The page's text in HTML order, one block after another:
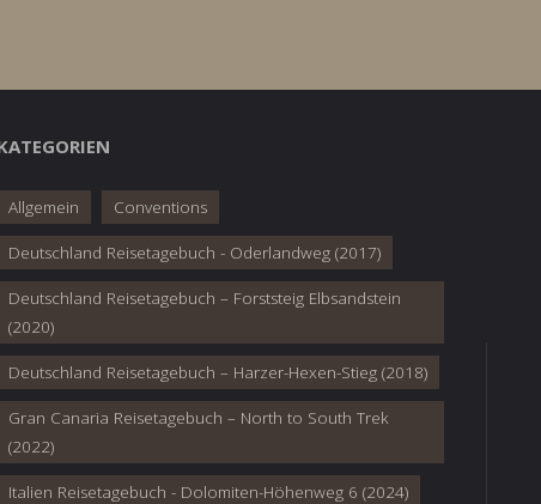
Allgemein Conventions
Deutschland Reisetagebuch - Oderlandweg (2017)
Deutschland Reisetagebuch – Forststeig Elbsandstein
(2020)
Deutschland Reisetagebuch – Harzer-Hexen-Stieg (2018)
Gran Canaria Reisetagebuch – North to South Trek
(2022)
Italien Reisetagebuch - Dolomiten-Höhenweg 6 (2024)